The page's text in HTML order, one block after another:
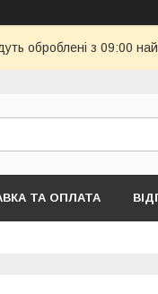
оброблені з 09:00
ТА ОПЛАТА